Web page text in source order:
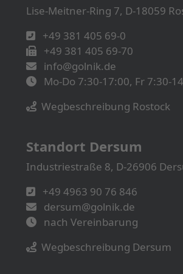
Lise-Meitner-Ring 7, D-18059
+49 381 405 69-0
+49 381 405 69-70
info@golnik.de
Mo-Do 7:30-17:00, Fr 7:30-
Wegbeschreibung Rostock
Standort Dersum
Industriestraße 8, D-26906
+49 4963 90 76 846
dersum@golnik.de
nach Vereinbarung
Wegbeschreibung Dersum